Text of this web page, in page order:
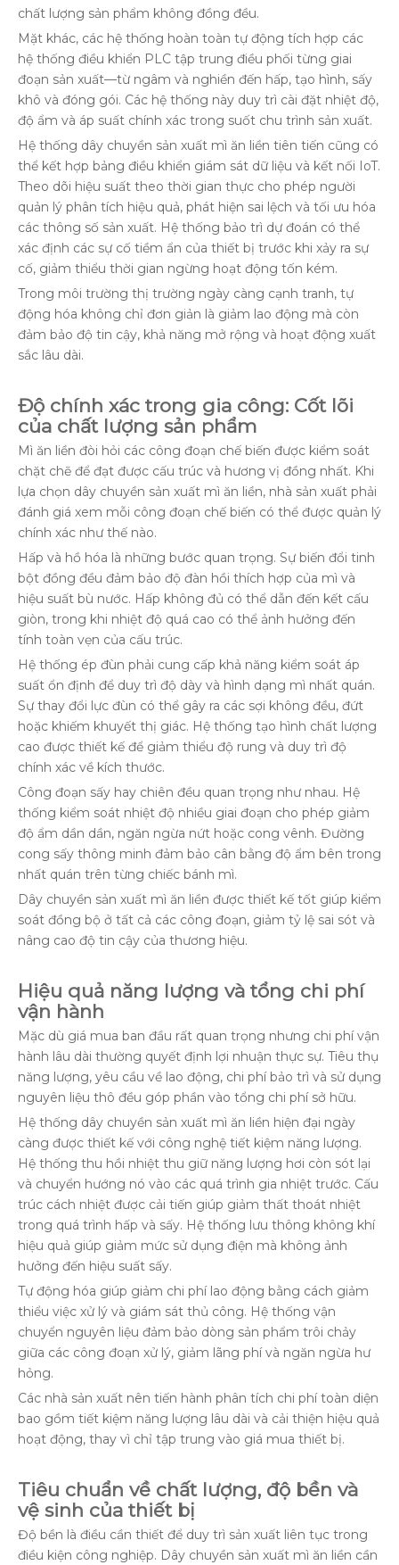
chất lượng sản phẩm không đồng đều.
Mặt khác, các hệ thống hoàn toàn tự động tích hợp các
hệ thống điều khiển PLC tập trung điều phối từng giai
đoạn sản xuất—từ ngâm và nghiền đến hấp, tạo hình, sấy
khô và đóng gói. Các hệ thống này duy trì cài đặt nhiệt độ,
độ ẩm và áp suất chính xác trong suốt chu trình sản xuất.
Hệ thống dây chuyền sản xuất mì ăn liền tiên tiến cũng có
thể kết hợp bảng điều khiển giám sát dữ liệu và kết nối IoT.
Theo dõi hiệu suất theo thời gian thực cho phép người
quản lý phân tích hiệu quả, phát hiện sai lệch và tối ưu hóa
các thông số sản xuất. Hệ thống bảo trì dự đoán có thể
xác định các sự cố tiềm ẩn của thiết bị trước khi xảy ra sự
cố, giảm thiểu thời gian ngừng hoạt động tốn kém.
Trong môi trường thị trường ngày càng cạnh tranh, tự
động hóa không chỉ đơn giản là giảm lao động mà còn
đảm bảo độ tin cậy, khả năng mở rộng và hoạt động xuất
sắc lâu dài.
Độ chính xác trong gia công: Cốt lõi
của chất lượng sản phẩm
Mì ăn liền đòi hỏi các công đoạn chế biến được kiểm soát
chặt chẽ để đạt được cấu trúc và hương vị đồng nhất. Khi
lựa chọn dây chuyền sản xuất mì ăn liền, nhà sản xuất phải
đánh giá xem mỗi công đoạn chế biến có thể được quản lý
chính xác như thế nào.
Hấp và hồ hóa là những bước quan trọng. Sự biến đổi tinh
bột đồng đều đảm bảo độ đàn hồi thích hợp của mì và
hiệu suất bù nước. Hấp không đủ có thể dẫn đến kết cấu
giòn, trong khi nhiệt độ quá cao có thể ảnh hưởng đến
tính toàn vẹn của cấu trúc.
Hệ thống ép đùn phải cung cấp khả năng kiểm soát áp
suất ổn định để duy trì độ dày và hình dạng mì nhất quán.
Sự thay đổi lực đùn có thể gây ra các sợi không đều, đứt
hoặc khiếm khuyết thị giác. Hệ thống tạo hình chất lượng
cao được thiết kế để giảm thiểu độ rung và duy trì độ
chính xác về kích thước.
Công đoạn sấy hay chiên đều quan trọng như nhau. Hệ
thống kiểm soát nhiệt độ nhiều giai đoạn cho phép giảm
độ ẩm dần dần, ngăn ngừa nứt hoặc cong vênh. Đường
cong sấy thông minh đảm bảo cân bằng độ ẩm bên trong
nhất quán trên từng chiếc bánh mì.
Dây chuyền sản xuất mì ăn liền được thiết kế tốt giúp kiểm
soát đồng bộ ở tất cả các công đoạn, giảm tỷ lệ sai sót và
nâng cao độ tin cậy của thương hiệu.
Hiệu quả năng lượng và tổng chi phí
vận hành
Mặc dù giá mua ban đầu rất quan trọng nhưng chi phí vận
hành lâu dài thường quyết định lợi nhuận thực sự. Tiêu thụ
năng lượng, yêu cầu về lao động, chi phí bảo trì và sử dụng
nguyên liệu thô đều góp phần vào tổng chi phí sở hữu.
Hệ thống dây chuyền sản xuất mì ăn liền hiện đại ngày
càng được thiết kế với công nghệ tiết kiệm năng lượng.
Hệ thống thu hồi nhiệt thu giữ năng lượng hơi còn sót lại
và chuyển hướng nó vào các quá trình gia nhiệt trước. Cấu
trúc cách nhiệt được cải tiến giúp giảm thất thoát nhiệt
trong quá trình hấp và sấy. Hệ thống lưu thông không khí
hiệu quả giúp giảm mức sử dụng điện mà không ảnh
hưởng đến hiệu suất sấy.
Tự động hóa giúp giảm chi phí lao động bằng cách giảm
thiểu việc xử lý và giám sát thủ công. Hệ thống vận
chuyển nguyên liệu đảm bảo dòng sản phẩm trôi chảy
giữa các công đoạn xử lý, giảm lãng phí và ngăn ngừa hư
hỏng.
Các nhà sản xuất nên tiến hành phân tích chi phí toàn diện
bao gồm tiết kiệm năng lượng lâu dài và cải thiện hiệu quả
hoạt động, thay vì chỉ tập trung vào giá mua thiết bị.
Tiêu chuẩn về chất lượng, độ bền và
vệ sinh của thiết bị
Độ bền là điều cần thiết để duy trì sản xuất liên tục trong
điều kiện công nghiệp. Dây chuyền sản xuất mì ăn liền cần